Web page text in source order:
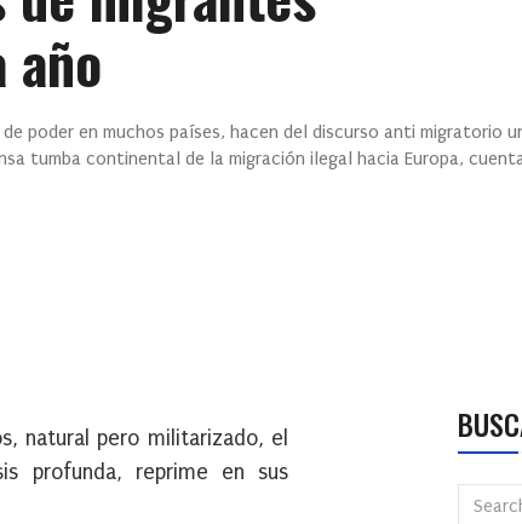
año
poder en muchos países, hacen del discurso anti migratorio
tumba continental de la migración ilegal hacia Europa,
natural pero militarizado, el
profunda, reprime en sus